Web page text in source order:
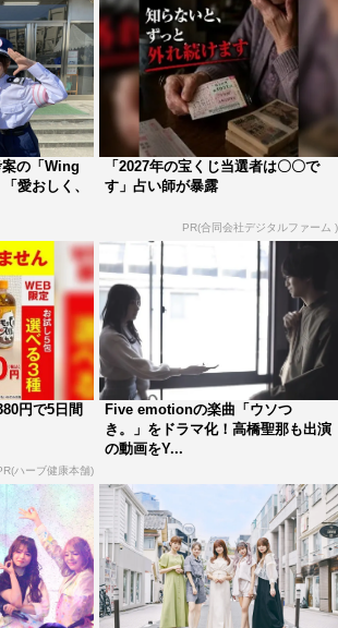
向け下着ブランド「Wing Teen」宣伝
した！
悩みなどTeenのわたしたちだからこそ
くさんあると思いますので、「Wing
力をしっかり皆さんにお伝えできるよ
ます！
ト
の「Wing
愛おしく、
「2027年の宝くじ当選者は〇〇で
す」占い師が暴露
PR(合同会社デジタルファーム )
円で5日間
ハーブ健康本舗)
Five emotionの楽曲「ウソつ
き。」をドラマ化！高橋聖那も出演
の動画をY...